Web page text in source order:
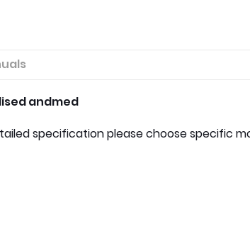
andmed
specification please choose specific